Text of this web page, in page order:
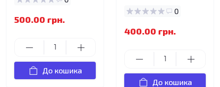
500.00 грн.
До кошика
0
400.00 грн.
До кошика